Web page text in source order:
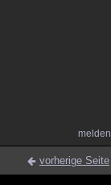
melden
vorherige Seite